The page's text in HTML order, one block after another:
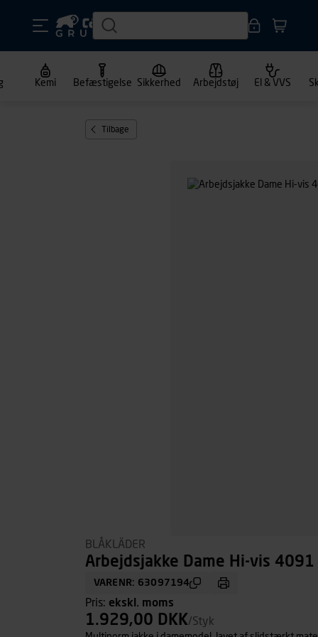
Kemi Befæstigelse Sikkerhed Arbejdstøj El & VVS
Tilbage
BLÅKLÄDER
Arbejdsjakke Dame Hi-vis
VARENR: 63097194
Pris: ekskl. moms
1.929,00 DKK/Styk